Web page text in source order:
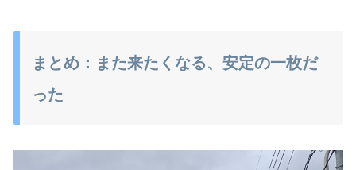
まとめ：また来たくなる、安定の一枚だ
った